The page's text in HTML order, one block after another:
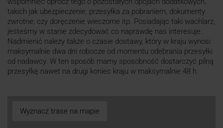
takich jak ubezpieczenie, przesyłka za pobraniem, dokumenty
zwrotne, czy doręczenie wieczorne itp. Posiadając taki wachlarz,
jesteśmy w stanie zdecydować co naprawdę nas interesuje.
Nadmienić należy także o czasie dostawy, który w kraju wynosi
maksymalnie dwa dni robocze od momentu odebrania przesyłki
od nadawcy. W ten sposób mamy sposobność dostarczyć pilną
przesyłkę nawet na drugi koniec kraju w maksymalnie 48 h.
Wyznacz trase na mapie